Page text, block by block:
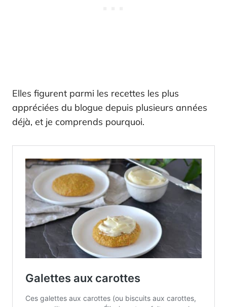
Elles figurent parmi les recettes les plus
appréciées du blogue depuis plusieurs années
déjà, et je comprends pourquoi.